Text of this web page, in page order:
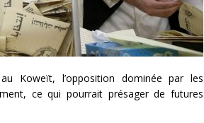
Koweït, l’opposition dominée par les
ce qui pourrait présager de futures